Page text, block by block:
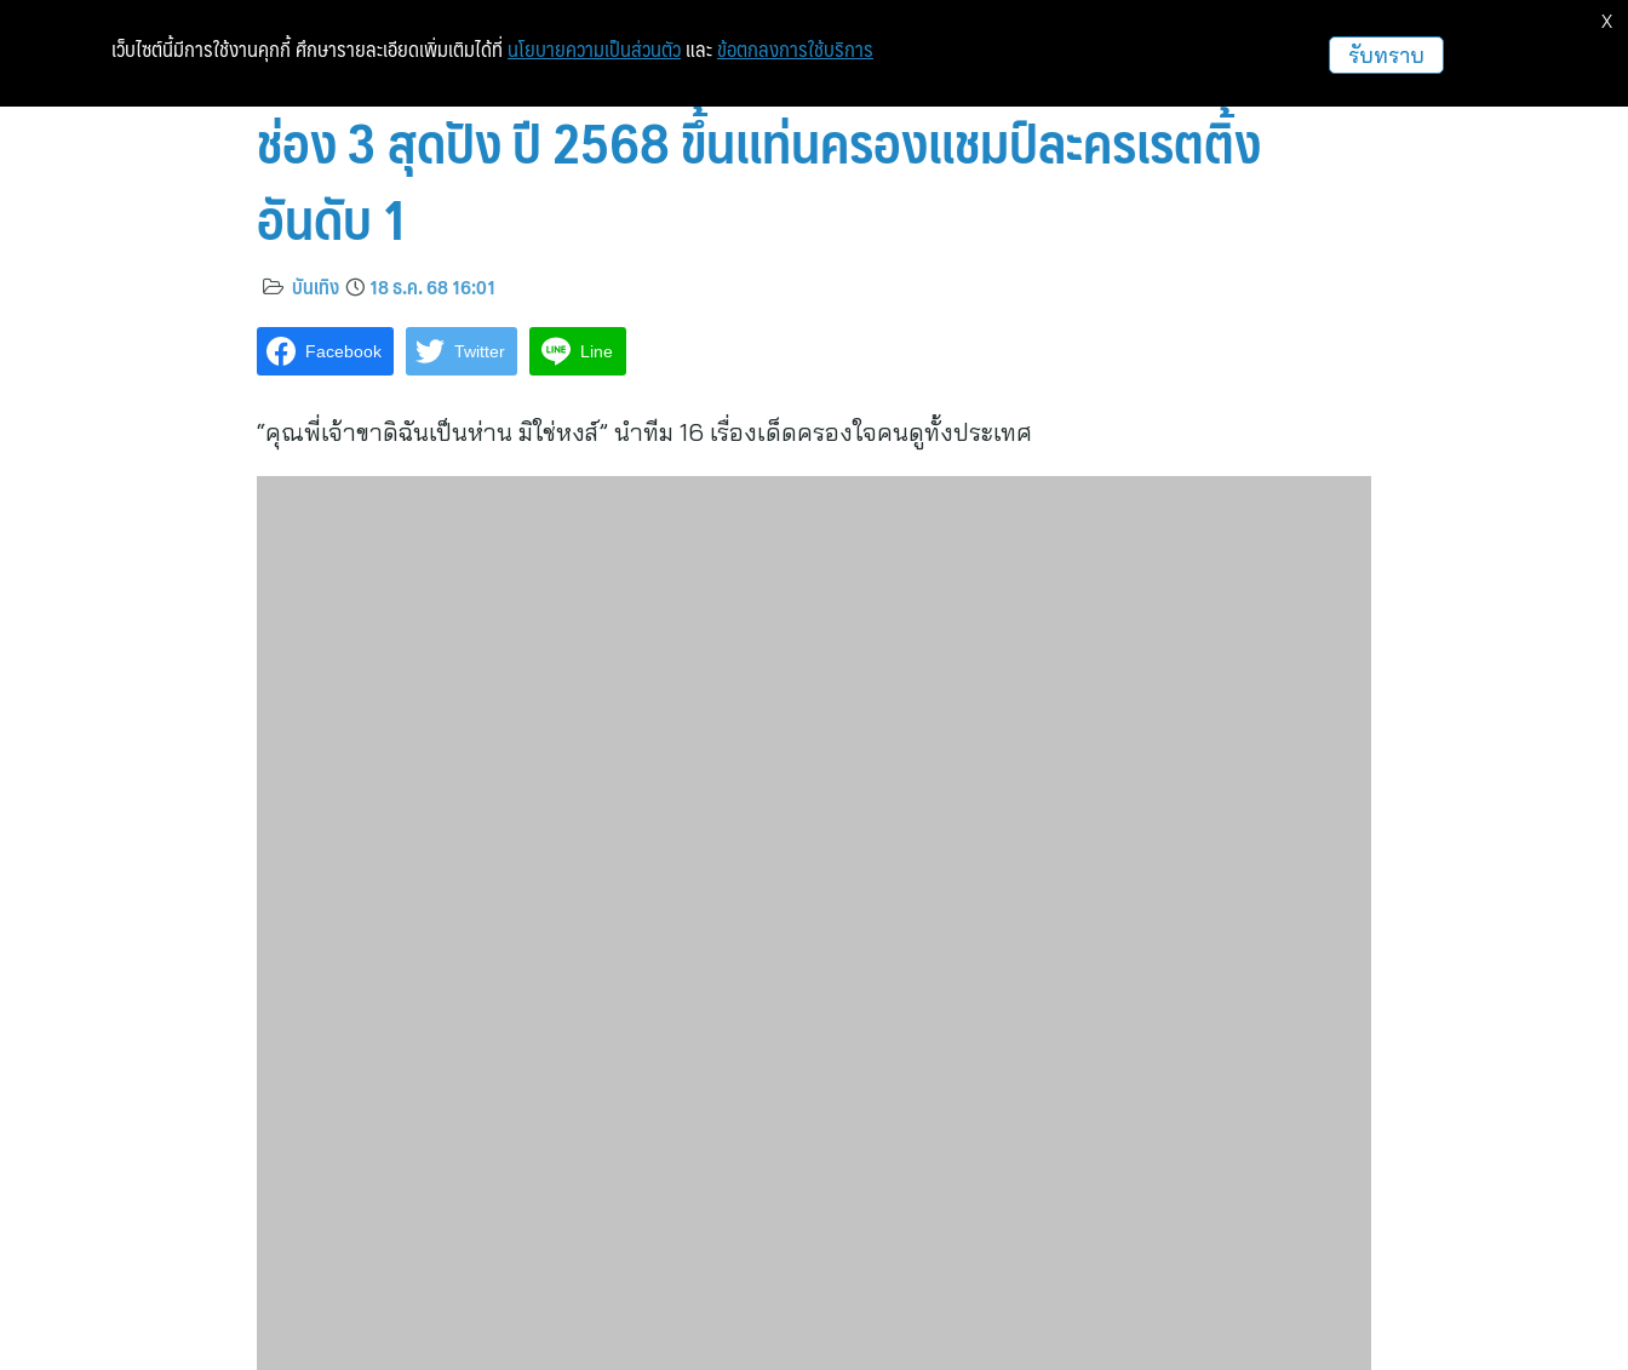
ช่อง 3 สุดปัง ปี 2568 ขึ้นแท่นครองแชมป์ละครเรตติ้ง
อันดับ 1
บันเทิง 18 ธ.ค. 68 16:01
Facebook Twitter Line
“คุณพี่เจ้าขาดิฉันเป็นห่าน มิใช่หงส์” นำทีม 16 เรื่องเด็ดครองใจคนดูทั้งประเทศ
เว็บไซต์นี้มีการใช้งานคุกกี้ ศึกษารายละเอียดเพิ่มเติมได้ที่ นโยบายความเป็นส่วนตัว และ ข้อตกลงการใช้บริการ รับทราบ
X